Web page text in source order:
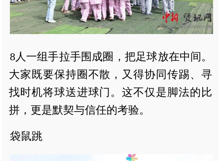
8人一组手拉手围成圈，把足球放在中间。
大家既要保持圈不散，又得协同传踢、寻
找时机将球送进球门。这不仅是脚法的比
拼，更是默契与信任的考验。
袋鼠跳